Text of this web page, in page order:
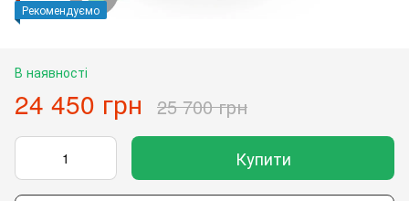
Рекомендуємо
В наявності
24 450 грн 25 700 грн
Купити